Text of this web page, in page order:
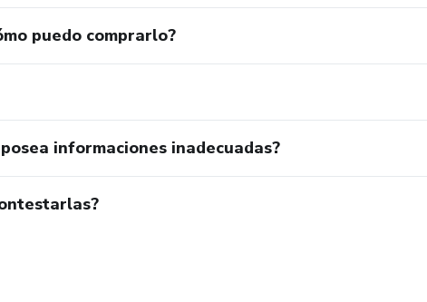
puedo comprarlo?
informaciones inadecuadas?